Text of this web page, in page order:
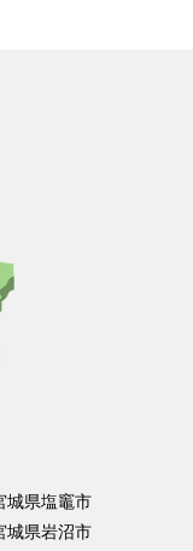
県塩竈市
城県岩沼市